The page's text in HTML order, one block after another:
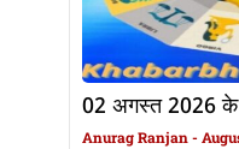
02 अगस्त 2026 के
Anurag Ranjan